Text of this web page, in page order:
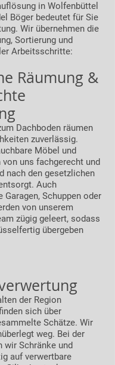
in Wolfenbüttel
Böger bedeutet für Sie
Wir übernehmen die
Sortierung und
Arbeitsschritte:
Räumung &
Dachboden räumen
zuverlässig.
Möbel und
uns fachgerecht und
nach den gesetzlichen
Auch
Garagen, Schuppen oder
von unserem
zügig geleert, sodass
übergeben
der Region
sich über
Schätze. Wir
weg. Bei der
wir Schränke und
auf verwertbare